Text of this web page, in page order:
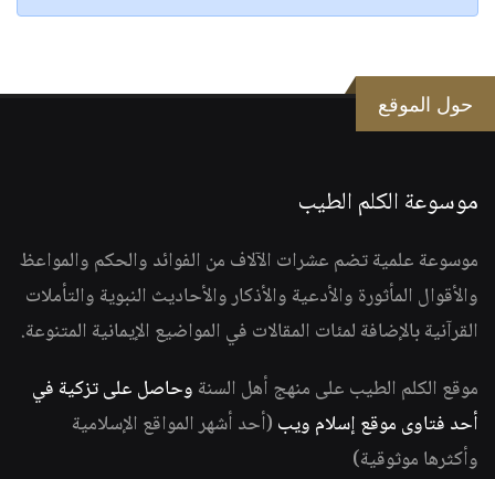
حول الموقع
موسوعة الكلم الطيب
موسوعة علمية تضم عشرات الآلاف من الفوائد والحكم والمواعظ
والأقوال المأثورة والأدعية والأذكار والأحاديث النبوية والتأملات
القرآنية بالإضافة لمئات المقالات في المواضيع الإيمانية المتنوعة.
موقع الكلم الطيب على منهج أهل السنة وحاصل على تزكية في
أحد فتاوى موقع إسلام ويب (أحد أشهر المواقع الإسلامية
وأكثرها موثوقية)